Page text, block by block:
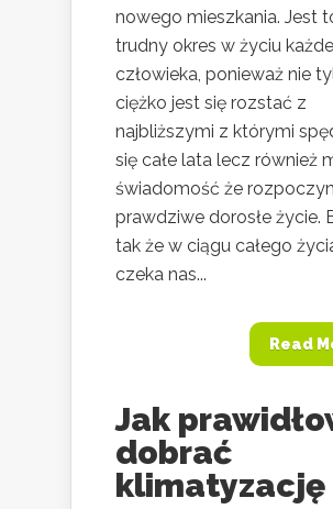
nowego mieszkania. Jest
trudny okres w życiu
człowieka, ponieważ nie
ciężko jest się rozstać z
najbliższymi z którymi
się całe lata lecz również
świadomość że
prawdziwe dorosłe życie.
tak że w ciągu całego
czeka nas...
Read
Jak
dobrać
klimatyzację